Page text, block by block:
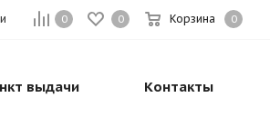
0 0 Корзина 0
выдачи Контакты